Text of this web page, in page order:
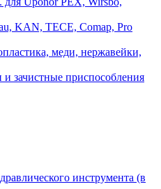
KAN, TECE, Comap, Pro
меди, нержавейки,
зачистные приспособления
инструмента (в